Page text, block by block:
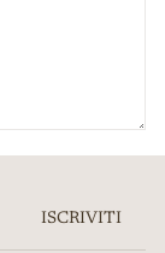
ISCRIVITI